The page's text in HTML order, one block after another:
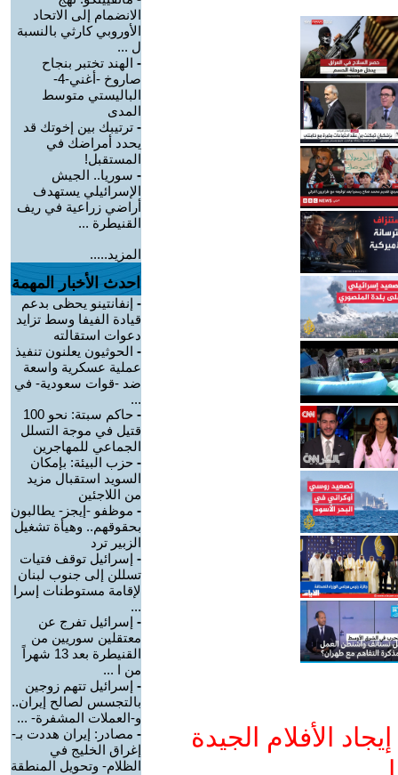
الأفلام الجيدة
الانضمام إلى الاتحاد
الأوروبي كارثي بالنسبة
ل ...
- الهند تختبر بنجاح
صاروخ -أغني-4-
الباليستي متوسط
المدى
- ترتيبك بين إخوتك قد
يحدد أمراضك في
المستقبل!
- سوريا.. الجيش
الإسرائيلي يستهدف
أراضي زراعية في ريف
القنيطرة ...
المزيد.....
احدث الأخبار المهمة
- إنفانتينو يحظى بدعم
قيادة الفيفا وسط تزايد
دعوات استقالته
- الحوثيون يعلنون تنفيذ
عملية عسكرية واسعة
ضد -قوات سعودية- في
...
-
حاكم سبتة: نحو 100
قتيل في موجة التسلل
الجماعي للمهاجرين
- حزب البيئة: بإمكان
السويد استقبال مزيد
من اللاجئين
- موظفو -إيجز- يطالبون
بحقوقهم.. وهيأة تشغيل
الزبير ترد
- إسرائيل توقف فتيات
تسللن إلى جنوب لبنان
لإقامة مستوطنات إسرا
...
- إسرائيل تفرج عن
معتقلين سوريين من
القنيطرة بعد 13 شهراً
من ا ...
- إسرائيل تتهم زوجين
بالتجسس لصالح إيران..
و-العملات المشفرة- ...
- مصادر: إيران هددت بـ-
إغراق الخليج في
الظلام- وتحويل المنطقة